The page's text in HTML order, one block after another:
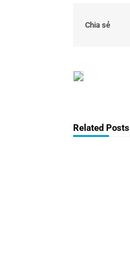
Chia sẻ
Related Posts